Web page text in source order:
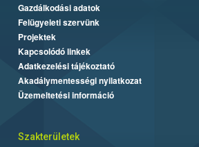
Gazdálkodási adatok
Felügyeleti szervünk
Projektek
Kapcsolódó linkek
Adatkezelési tájékoztató
Akadálymentességi nyilatkozat
Üzemeltetési információ
Szakterületek